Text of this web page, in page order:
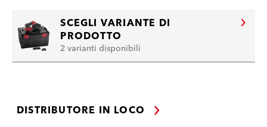
SCEGLI VARIANTE DI
PRODOTTO
2 varianti disponibili
DISTRIBUTORE IN LOCO